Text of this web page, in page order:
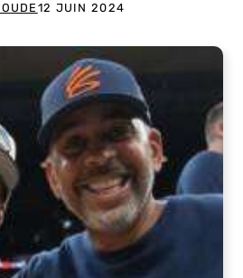
12 JUIN 2024